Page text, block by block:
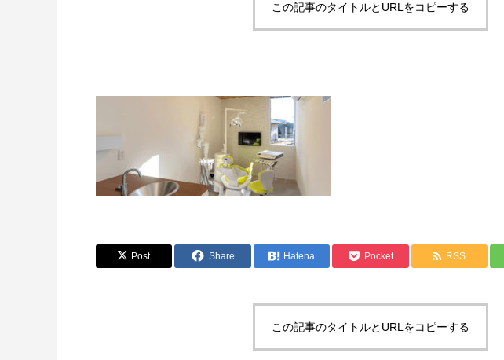
この記事のタイトルとURLをコピーする
Post Share Hatena Pocket RSS
この記事のタイトルとURLをコピーする